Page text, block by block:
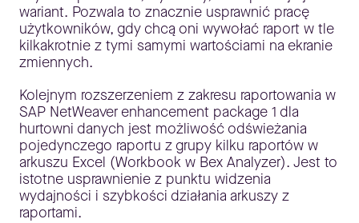
wariant. Pozwala to znacznie usprawnić pracę
użytkowników, gdy chcą oni wywołać raport w tle
kilkakrotnie z tymi samymi wartościami na ekranie
zmiennych.
Kolejnym rozszerzeniem z zakresu raportowania w
SAP NetWeaver enhancement package 1 dla
hurtowni danych jest możliwość odświeżania
pojedynczego raportu z grupy kilku raportów w
arkuszu Excel (Workbook w Bex Analyzer). Jest to
istotne usprawnienie z punktu widzenia
wydajności i szybkości działania arkuszy z
raportami.